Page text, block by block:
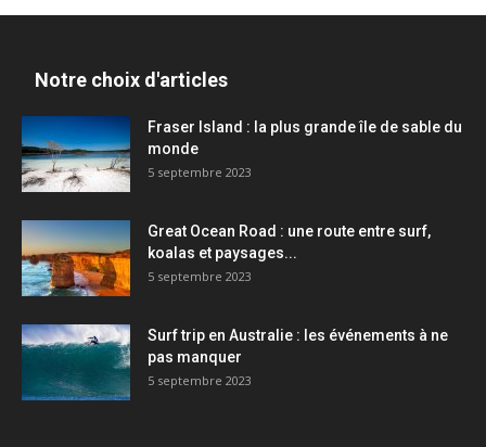
Notre choix d'articles
Fraser Island : la plus grande île de sable du
monde
5 septembre 2023
Great Ocean Road : une route entre surf,
koalas et paysages...
5 septembre 2023
Surf trip en Australie : les événements à ne
pas manquer
5 septembre 2023